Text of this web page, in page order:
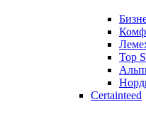
Top
Certainteed